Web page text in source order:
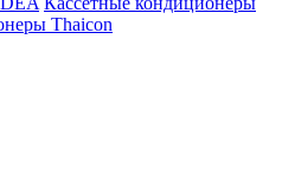
Thaicon